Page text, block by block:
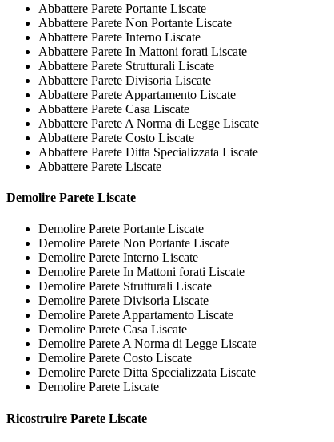
Abbattere Parete Portante Liscate
Abbattere Parete Non Portante Liscate
Abbattere Parete Interno Liscate
Abbattere Parete In Mattoni forati Liscate
Abbattere Parete Strutturali Liscate
Abbattere Parete Divisoria Liscate
Abbattere Parete Appartamento Liscate
Abbattere Parete Casa Liscate
Abbattere Parete A Norma di Legge Liscate
Abbattere Parete Costo Liscate
Abbattere Parete Ditta Specializzata Liscate
Abbattere Parete Liscate
Demolire Parete Liscate
Demolire Parete Portante Liscate
Demolire Parete Non Portante Liscate
Demolire Parete Interno Liscate
Demolire Parete In Mattoni forati Liscate
Demolire Parete Strutturali Liscate
Demolire Parete Divisoria Liscate
Demolire Parete Appartamento Liscate
Demolire Parete Casa Liscate
Demolire Parete A Norma di Legge Liscate
Demolire Parete Costo Liscate
Demolire Parete Ditta Specializzata Liscate
Demolire Parete Liscate
Ricostruire Parete Liscate